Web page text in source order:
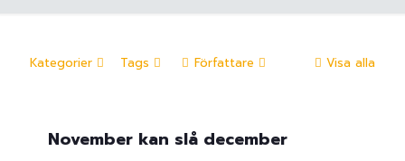
Kategorier Tags Författare Visa alla
November kan slå december